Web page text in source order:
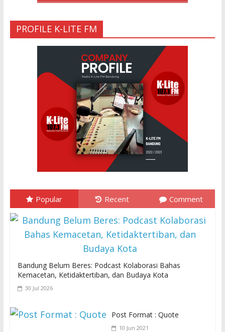
PROFILE K-LITE FM
Popular Recent Comment
Bandung Belum Beres: Podcast Kolaborasi Bahas
Kemacetan, Ketidaktertiban, dan Budaya Kota
30 Jul 2026
Post Format : Quote
10 Jun 2021